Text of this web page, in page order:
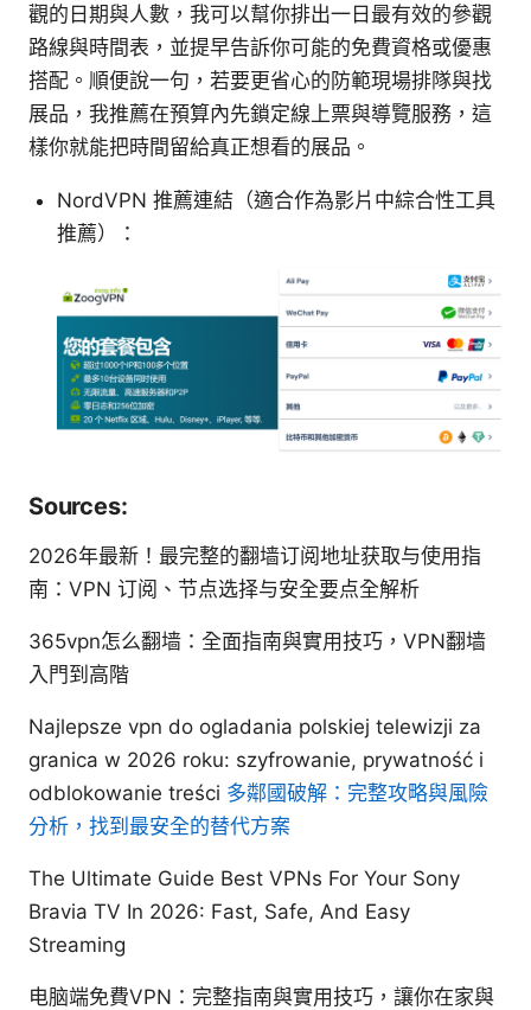
觀的日期與人數，我可以幫你排出一日最有效的參觀
路線與時間表，並提早告訴你可能的免費資格或優惠
搭配。順便說一句，若要更省心的防範現場排隊與找
展品，我推薦在預算內先鎖定線上票與導覽服務，這
樣你就能把時間留給真正想看的展品。
NordVPN 推薦連結（適合作為影片中綜合性工具
推薦）：
Sources:
2026年最新！最完整的翻墙订阅地址获取与使用指
南：VPN 订阅、节点选择与安全要点全解析
365vpn怎么翻墙：全面指南與實用技巧，VPN翻墙
入門到高階
Najlepsze vpn do ogladania polskiej telewizji za
granica w 2026 roku: szyfrowanie, prywatność i
odblokowanie treści 多鄰國破解：完整攻略與風險
分析，找到最安全的替代方案
The Ultimate Guide Best VPNs For Your Sony
Bravia TV In 2026: Fast, Safe, And Easy
Streaming
电脑端免費VPN：完整指南與實用技巧，讓你在家與